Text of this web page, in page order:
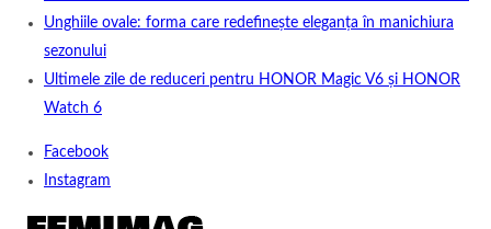
Unghiile ovale: forma care redefinește eleganța în manichiura
sezonului
Ultimele zile de reduceri pentru HONOR Magic V6 și HONOR
Watch 6
Facebook
Instagram